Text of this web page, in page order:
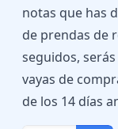
notas que has
de prendas de
seguidos,
vayas de
de los 14 días